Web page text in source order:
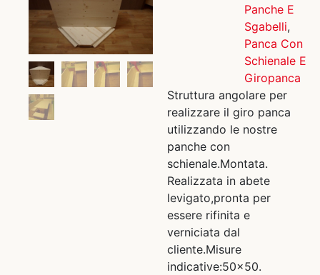
Panche E
Sgabelli,
Panca Con
Schienale E
Giropanca
Struttura angolare per
realizzare il giro panca
utilizzando le nostre
panche con
schienale.Montata.
Realizzata in abete
levigato,pronta per
essere rifinita e
verniciata dal
cliente.Misure
indicative:50×50.